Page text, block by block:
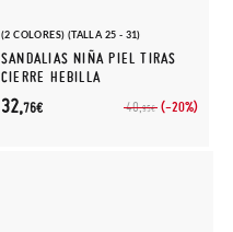
(2 COLORES) (TALLA 25 - 31)
SANDALIAS NIÑA PIEL TIRAS
CIERRE HEBILLA
40,95€ (-20%)
32,76€